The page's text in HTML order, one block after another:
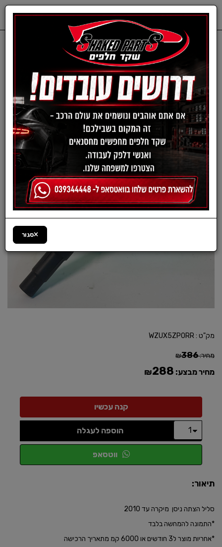
חשמל סלילי הצתה סלילי הצתה לרכבי NISSAN
סליל הצתה ניסן מיקרה עד
2010
מק"ט : WZUX5ZP0RR
מחיר: ₪386
מחיר מבצע: ₪288
הוספה לעגלה
ווטסאפ
תיאור:
סליל הצתה ניסן מיקרה עד 2010
*התמונה להמחשה בלבד
​*אחריות מוצר ל3 חודשים או 6000 קמ מתאריך הרכישה
סגור